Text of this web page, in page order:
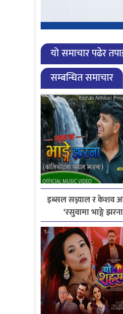
यो समाचार पढेर
सम्बन्धित समाचार
इब्सल सञ्ज्याल र केशव
‘रसुवामा भाङ्गे